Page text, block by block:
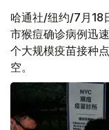
哈通社/纽约/7月
市猴痘确诊病例迅
个大规模疫苗接种
空。